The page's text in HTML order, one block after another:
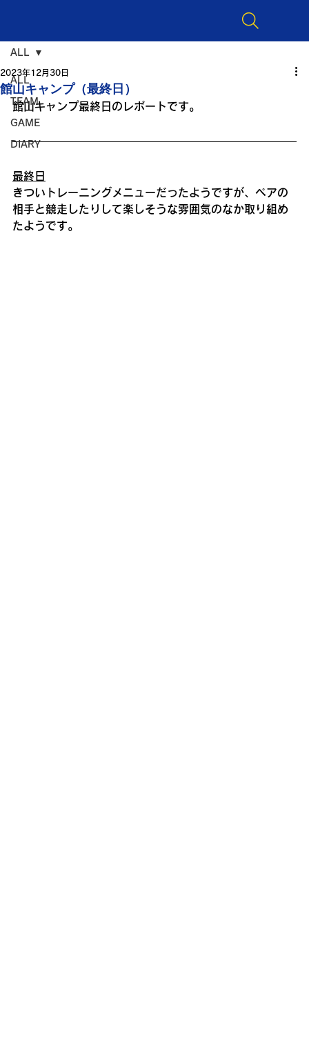
ALL
TEAM
GAME
DIARY
ALL
館山キャンプ（最終日）
2023年12月30日
館山キャンプ最終日のレポートです。
最終日
きついトレーニングメニューだったようですが、ペアの
相手と競走したりして楽しそうな雰囲気のなか取り組め
たようです。